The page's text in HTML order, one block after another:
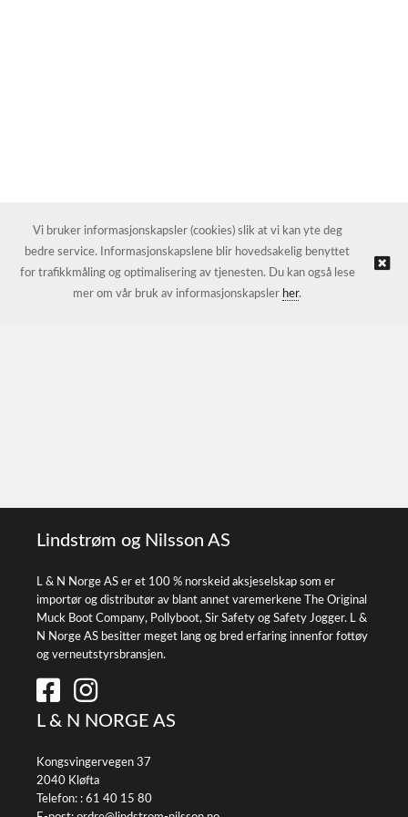
Lindstrøm og Nilsson AS
L & N Norge AS er et 100 % norskeid aksjeselskap som er
importør og distributør av blant annet varemerkene The Original
Muck Boot Company, Pollyboot, Sir Safety og Safety Jogger. L &
N Norge AS besitter meget lang og bred erfaring innenfor fottøy
og verneutstyrsbransjen.
L & N NORGE AS
Kongsvingervegen 37
2040 Kløfta
Telefon: : 61 40 15 80
Vi bruker informasjonskapsler (cookies) slik at vi kan yte deg
bedre service. Informasjonskapslene blir hovedsakelig benyttet
for trafikkmåling og optimalisering av tjenesten. Du kan også lese
mer om vår bruk av informasjonskapsler her.